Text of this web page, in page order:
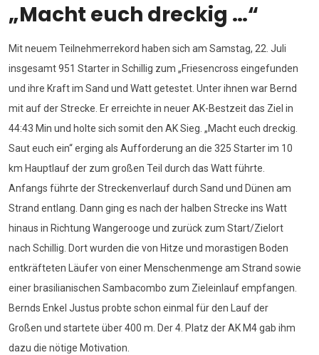
„Macht euch dreckig …“
Mit neuem Teilnehmerrekord haben sich am Samstag, 22. Juli
insgesamt 951 Starter in Schillig zum „Friesencross eingefunden
und ihre Kraft im Sand und Watt getestet. Unter ihnen war Bernd
mit auf der Strecke. Er erreichte in neuer AK-Bestzeit das Ziel in
44:43 Min und holte sich somit den AK Sieg. „Macht euch dreckig.
Saut euch ein“ erging als Aufforderung an die 325 Starter im 10
km Hauptlauf der zum großen Teil durch das Watt führte.
Anfangs führte der Streckenverlauf durch Sand und Dünen am
Strand entlang. Dann ging es nach der halben Strecke ins Watt
hinaus in Richtung Wangerooge und zurück zum Start/Zielort
nach Schillig. Dort wurden die von Hitze und morastigen Boden
entkräfteten Läufer von einer Menschenmenge am Strand sowie
einer brasilianischen Sambacombo zum Zieleinlauf empfangen.
Bernds Enkel Justus probte schon einmal für den Lauf der
Großen und startete über 400 m. Der 4. Platz der AK M4 gab ihm
dazu die nötige Motivation.